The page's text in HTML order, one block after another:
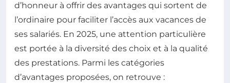
d’honneur à offrir des avantages qui sortent de
l’ordinaire pour faciliter l’accès aux vacances de
ses salariés. En 2025, une attention particulière
est portée à la diversité des choix et à la qualité
des prestations. Parmi les catégories
d’avantages proposées, on retrouve :